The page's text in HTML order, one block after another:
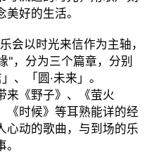
好的生活。
会以时光来信作为主轴，
"，分为三个篇章，分别
、「圆·未来」。
来《野子》、《萤火
《时候》等耳熟能详的经
心动的歌曲，与到场的乐